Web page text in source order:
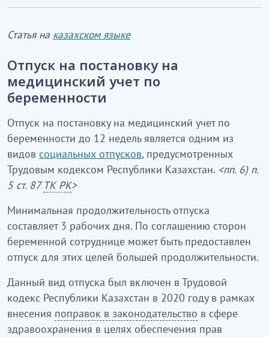
Статья на казахском языке
Отпуск на постановку на
медицинский учет по
беременности
Отпуск на постановку на медицинский учет по
беременности до 12 недель является одним из
видов социальных отпусков, предусмотренных
Трудовым кодексом Республики Казахстан. <пп. 6) п.
5 ст. 87ТК РК>
Минимальная продолжительность отпуска
составляет 3 рабочих дня. По соглашению сторон
беременной сотруднице может быть предоставлен
отпуск для этих целей большей продолжительности.
Данный вид отпуска был включен в Трудовой
кодекс Республики Казахстан в 2020 году в рамках
внесения поправок в законодательство в сфере
здравоохранения в целях обеспечения прав